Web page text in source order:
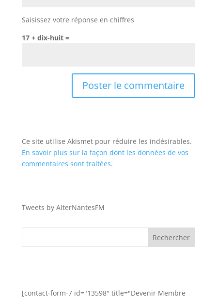
Saisissez votre réponse en chiffres
17 + dix-huit =
Ce site utilise Akismet pour réduire les indésirables.
En savoir plus sur la façon dont les données de vos
commentaires sont traitées.
Tweets by AlterNantesFM
[contact-form-7 id="13598" title="Devenir Membre